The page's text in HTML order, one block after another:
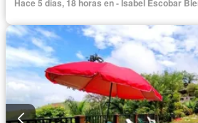
Vista panorámica
Seguridad privada
Piscina
Agua Patio
Hace 5 días, 18 horas en - Isabel Escobar